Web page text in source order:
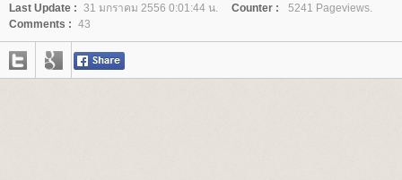
Last Update : 31 มกราคม 2556 0:01:44 น. Counter :
5241 Pageviews.
Comments : 43